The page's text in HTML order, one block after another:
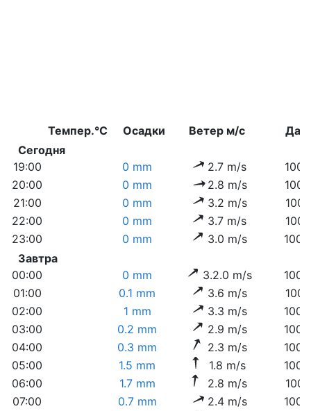
Темпер.°C Осадки Ветер м/с
Сегодня
19:00
0 mm 2.7 m/s
20:00
0 mm 2.8 m/s
21:00
0 mm 3.2 m/s
22:00
0 mm 3.7 m/s
23:00
0 mm 3.0 m/s
Завтра
00:00
0 mm 3.2.0 m/s
01:00
0.1 mm 3.6 m/s
02:00
1 mm 3.3 m/s
03:00
0.2 mm 2.9 m/s
04:00
0.3 mm 2.3 m/s
05:00
1.5 mm 1.8 m/s
06:00
1.7 mm 2.8 m/s
07:00
0.7 mm 2.4 m/s